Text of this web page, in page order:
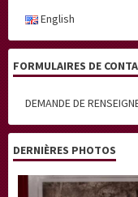
English
FORMULAIRES DE
DEMANDE DE
DERNIÈRES PHOTOS